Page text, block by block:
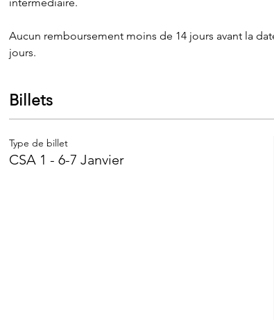
Aucun remboursement moins de 14 jours avant la
jours.
Billets
Type de billet
CSA 1 - 6-7 Janvier